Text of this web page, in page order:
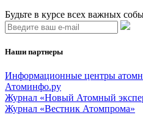
Будьте в курсе всех важных
Наши партнеры
Информационные центры
Атоминфо.ру
Журнал «Новый Атомный
Журнал «Вестник Атомпрома»